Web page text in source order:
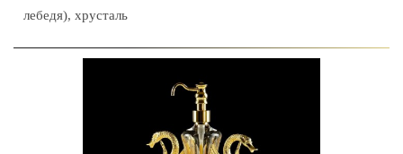
+
лебедя), хрусталь